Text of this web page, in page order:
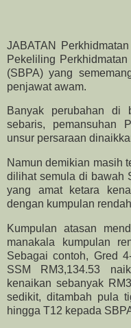
JABATAN
Pekeliling
(SBPA) yang
penjawat awam.
Banyak perubahan di
sebaris, pemansuhan
unsur persaraan
Namun demikian masih
dilihat semula di bawah
yang amat ketara
dengan kumpulan
Kumpulan atasan
manakala kumpulan
Sebagai contoh, Gred
SSM RM3,134.53
kenaikan sebanyak
sedikit, ditambah pula
hingga T12 kepada